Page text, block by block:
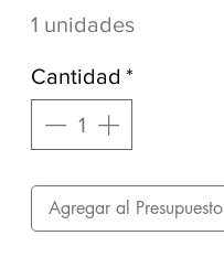
1 unidades
Cantidad *
Agregar al Presupuesto